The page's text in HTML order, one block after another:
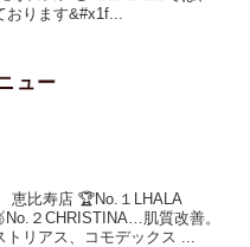
おります&#x1f...
ュー
恵比寿店 🏆No.１LHALA
２CHRISTINA…肌質改善。
リアス、コモデックス ...